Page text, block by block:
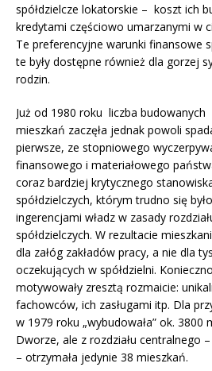
spółdzielcze lokatorskie – koszt ich
kredytami częściowo umarzanymi w
Te preferencyjne warunki finansowe
te były dostępne również dla gorzej
rodzin.
Już od 1980 roku liczba budowanych
mieszkań zaczęła jednak powoli
pierwsze, ze stopniowego
finansowego i materiałowego
coraz bardziej krytycznego
spółdzielczych, którym trudno się
ingerencjami władz w zasady
spółdzielczych. W rezultacie
dla załóg zakładów pracy, a nie dla
oczekujących w spółdzielni.
motywowały zresztą rozmaicie:
fachowców, ich zasługami itp. Dla
w 1979 roku „wybudowała” ok. 3800
Dworze, ale z rozdziału centralnego
– otrzymała jedynie 38 mieszkań.